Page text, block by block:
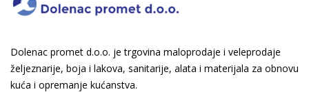
Dolenac promet d.o.o. je trgovina maloprodaje i veleprodaje
željeznarije, boja i lakova, sanitarije, alata i materijala za obnovu
kuća i opremanje kućanstva.